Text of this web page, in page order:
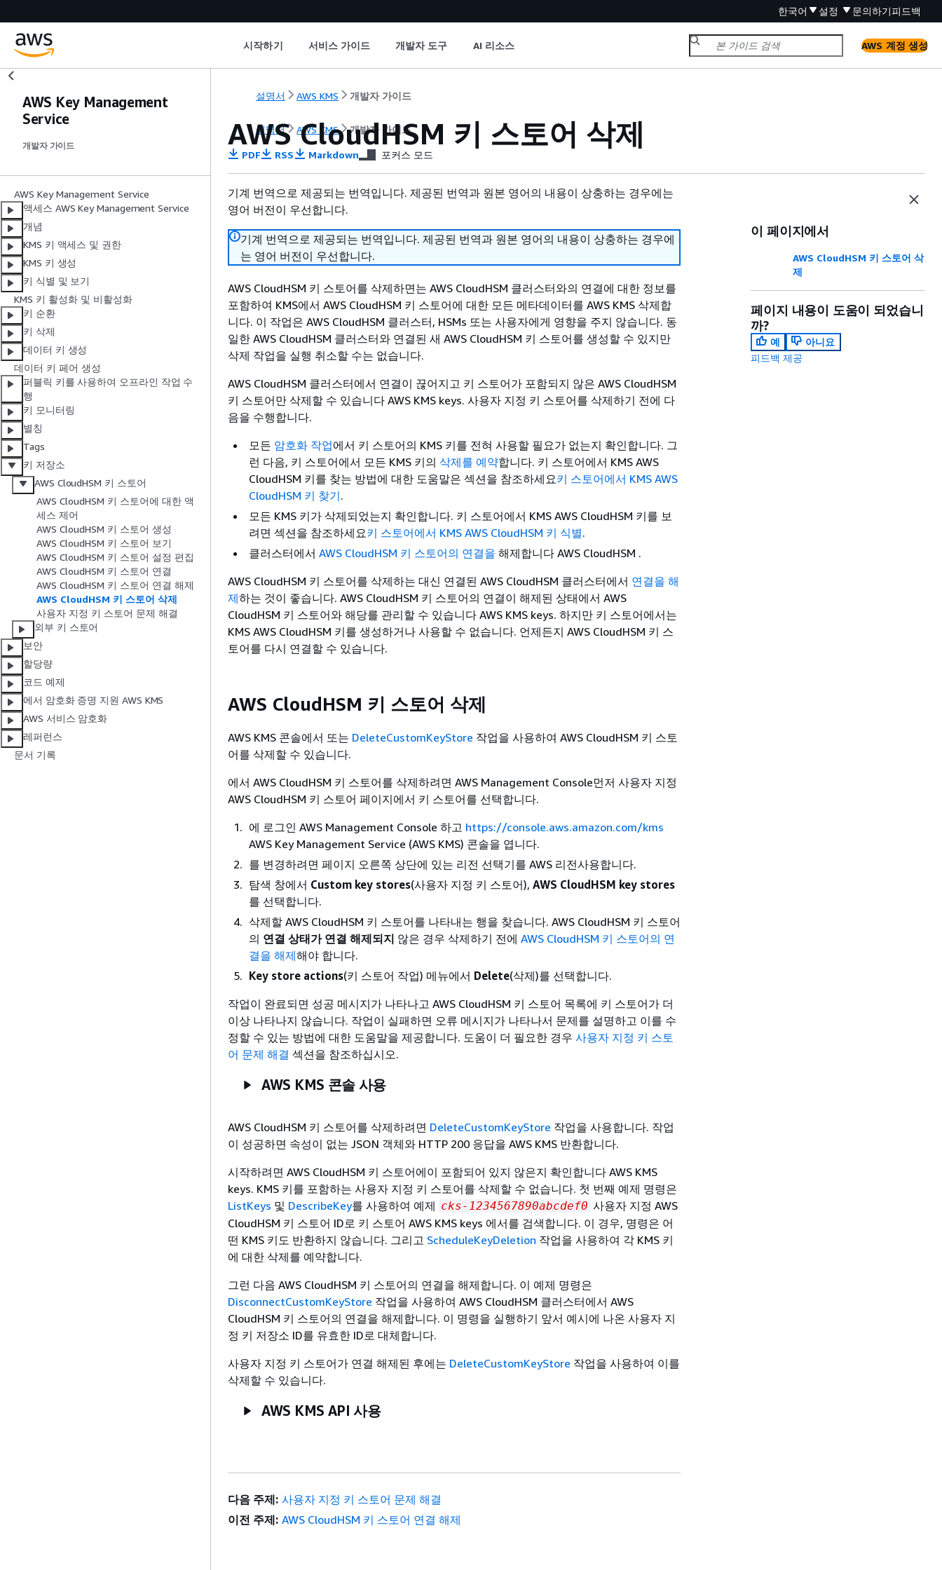
한국어 설정 문의하기피드백
시작하기 서비스 가이드 개발자 도구 AI 리소스 AWS 계정 생성
AWS Key Management
Service
개발자 가이드
AWS Key Management Service
액세스 AWS Key Management Service
개념
KMS 키 액세스 및 권한
KMS 키 생성
키 식별 및 보기
KMS 키 활성화 및 비활성화
키 순환
키 삭제
데이터 키 생성
데이터 키 페어 생성
퍼블릭 키를 사용하여 오프라인 작업 수
행
키 모니터링
별칭
Tags
키 저장소
AWS CloudHSM 키 스토어
AWS CloudHSM 키 스토어에 대한 액
세스 제어
AWS CloudHSM 키 스토어 생성
AWS CloudHSM 키 스토어 보기
AWS CloudHSM 키 스토어 설정 편집
AWS CloudHSM 키 스토어 연결
AWS CloudHSM 키 스토어 연결 해제
AWS CloudHSM 키 스토어 삭제
사용자 지정 키 스토어 문제 해결
외부 키 스토어
보안
할당량
코드 예제
에서 암호화 증명 지원 AWS KMS
AWS 서비스 암호화
레퍼런스
문서 기록
설명서 AWS KMS 개발자 가이드
설명서 AWS KMS 개발자 가이드
AWS CloudHSM 키 스토어 삭제
PDF RSS Markdown 포커스 모드
기계 번역으로 제공되는 번역입니다. 제공된 번역과 원본 영어의 내용이 상충하는 경우에는
영어 버전이 우선합니다.
기계 번역으로 제공되는 번역입니다. 제공된 번역과 원본 영어의 내용이 상충하는 경우에
는 영어 버전이 우선합니다.
AWS CloudHSM 키 스토어를 삭제하면는 AWS CloudHSM 클러스터와의 연결에 대한 정보를
포함하여 KMS에서 AWS CloudHSM 키 스토어에 대한 모든 메타데이터를 AWS KMS 삭제합
니다. 이 작업은 AWS CloudHSM 클러스터, HSMs 또는 사용자에게 영향을 주지 않습니다. 동
일한 AWS CloudHSM 클러스터와 연결된 새 AWS CloudHSM 키 스토어를 생성할 수 있지만
삭제 작업을 실행 취소할 수는 없습니다.
AWS CloudHSM 클러스터에서 연결이 끊어지고 키 스토어가 포함되지 않은 AWS CloudHSM
키 스토어만 삭제할 수 있습니다 AWS KMS keys. 사용자 지정 키 스토어를 삭제하기 전에 다
음을 수행합니다.
모든 암호화 작업에서 키 스토어의 KMS 키를 전혀 사용할 필요가 없는지 확인합니다. 그
런 다음, 키 스토어에서 모든 KMS 키의 삭제를 예약합니다. 키 스토어에서 KMS AWS
CloudHSM 키를 찾는 방법에 대한 도움말은 섹션을 참조하세요키 스토어에서 KMS AWS
CloudHSM 키 찾기.
모든 KMS 키가 삭제되었는지 확인합니다. 키 스토어에서 KMS AWS CloudHSM 키를 보
려면 섹션을 참조하세요키 스토어에서 KMS AWS CloudHSM 키 식별.
클러스터에서 AWS CloudHSM 키 스토어의 연결을 해제합니다 AWS CloudHSM .
AWS CloudHSM 키 스토어를 삭제하는 대신 연결된 AWS CloudHSM 클러스터에서 연결을 해
제하는 것이 좋습니다. AWS CloudHSM 키 스토어의 연결이 해제된 상태에서 AWS
CloudHSM 키 스토어와 해당를 관리할 수 있습니다 AWS KMS keys. 하지만 키 스토어에서는
KMS AWS CloudHSM 키를 생성하거나 사용할 수 없습니다. 언제든지 AWS CloudHSM 키 스
토어를 다시 연결할 수 있습니다.
AWS CloudHSM 키 스토어 삭제
AWS KMS 콘솔에서 또는 DeleteCustomKeyStore 작업을 사용하여 AWS CloudHSM 키 스토
어를 삭제할 수 있습니다.
에서 AWS CloudHSM 키 스토어를 삭제하려면 AWS Management Console먼저 사용자 지정
AWS CloudHSM 키 스토어 페이지에서 키 스토어를 선택합니다.
에 로그인 AWS Management Console 하고 https://console.aws.amazon.com/kms
AWS Key Management Service (AWS KMS) 콘솔을 엽니다.
를 변경하려면 페이지 오른쪽 상단에 있는 리전 선택기를 AWS 리전사용합니다.
탐색 창에서 Custom key stores(사용자 지정 키 스토어), AWS CloudHSM key stores
를 선택합니다.
삭제할 AWS CloudHSM 키 스토어를 나타내는 행을 찾습니다. AWS CloudHSM 키 스토어
의 연결 상태가 연결 해제되지 않은 경우 삭제하기 전에 AWS CloudHSM 키 스토어의 연
결을 해제해야 합니다.
Key store actions(키 스토어 작업) 메뉴에서 Delete(삭제)를 선택합니다.
작업이 완료되면 성공 메시지가 나타나고 AWS CloudHSM 키 스토어 목록에 키 스토어가 더
이상 나타나지 않습니다. 작업이 실패하면 오류 메시지가 나타나서 문제를 설명하고 이를 수
정할 수 있는 방법에 대한 도움말을 제공합니다. 도움이 더 필요한 경우 사용자 지정 키 스토
어 문제 해결 섹션을 참조하십시오.
AWS KMS 콘솔 사용
AWS CloudHSM 키 스토어를 삭제하려면 DeleteCustomKeyStore 작업을 사용합니다. 작업
이 성공하면 속성이 없는 JSON 객체와 HTTP 200 응답을 AWS KMS 반환합니다.
시작하려면 AWS CloudHSM 키 스토어에이 포함되어 있지 않은지 확인합니다 AWS KMS
keys. KMS 키를 포함하는 사용자 지정 키 스토어를 삭제할 수 없습니다. 첫 번째 예제 명령은
ListKeys 및 DescribeKey를 사용하여 예제 cks-1234567890abcdef0 사용자 지정 AWS
CloudHSM 키 스토어 ID로 키 스토어 AWS KMS keys 에서를 검색합니다. 이 경우, 명령은 어
떤 KMS 키도 반환하지 않습니다. 그리고 ScheduleKeyDeletion 작업을 사용하여 각 KMS 키
에 대한 삭제를 예약합니다.
그런 다음 AWS CloudHSM 키 스토어의 연결을 해제합니다. 이 예제 명령은
DisconnectCustomKeyStore 작업을 사용하여 AWS CloudHSM 클러스터에서 AWS
CloudHSM 키 스토어의 연결을 해제합니다. 이 명령을 실행하기 앞서 예시에 나온 사용자 지
정 키 저장소 ID를 유효한 ID로 대체합니다.
사용자 지정 키 스토어가 연결 해제된 후에는 DeleteCustomKeyStore 작업을 사용하여 이를
삭제할 수 있습니다.
AWS KMS API 사용
이 페이지에서
AWS CloudHSM 키 스토어 삭
제
페이지 내용이 도움이 되었습니
까?
예
아니요
피드백 제공
다음 주제: 사용자 지정 키 스토어 문제 해결
이전 주제: AWS CloudHSM 키 스토어 연결 해제